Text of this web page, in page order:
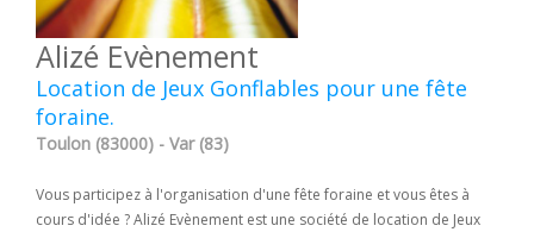
Alizé Evènement
Location de Jeux Gonflables pour une fête
foraine.
Toulon (83000) - Var (83)
Vous participez à l'organisation d'une fête foraine et vous êtes à
cours d'idée ? Alizé Evènement est une société de location de Jeux